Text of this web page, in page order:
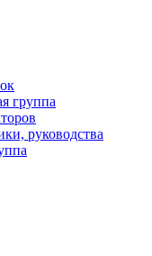
группа
руководства